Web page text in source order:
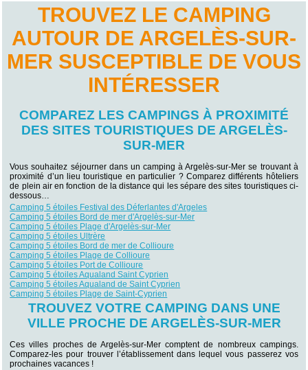
TROUVEZ LE CAMPING
AUTOUR DE ARGELÈS-SUR-
MER SUSCEPTIBLE DE VOUS
INTÉRESSER
COMPAREZ LES CAMPINGS À PROXIMITÉ
DES SITES TOURISTIQUES DE ARGELÈS-
SUR-MER
Vous souhaitez séjourner dans un camping à Argelès-sur-Mer se trouvant à
proximité d’un lieu touristique en particulier ? Comparez différents hôteliers
de plein air en fonction de la distance qui les sépare des sites touristiques ci-
dessous…
Camping 5 étoiles Festival des Déferlantes d'Argeles
Camping 5 étoiles Bord de mer d'Argelès-sur-Mer
Camping 5 étoiles Plage d'Argelès-sur-Mer
Camping 5 étoiles Ultrère
Camping 5 étoiles Bord de mer de Collioure
Camping 5 étoiles Plage de Collioure
Camping 5 étoiles Port de Collioure
Camping 5 étoiles Aqualand Saint Cyprien
Camping 5 étoiles Aqualand de Saint Cyprien
Camping 5 étoiles Plage de Saint-Cyprien
TROUVEZ VOTRE CAMPING DANS UNE
VILLE PROCHE DE ARGELÈS-SUR-MER
Ces villes proches de Argelès-sur-Mer comptent de nombreux campings.
Comparez-les pour trouver l’établissement dans lequel vous passerez vos
prochaines vacances !